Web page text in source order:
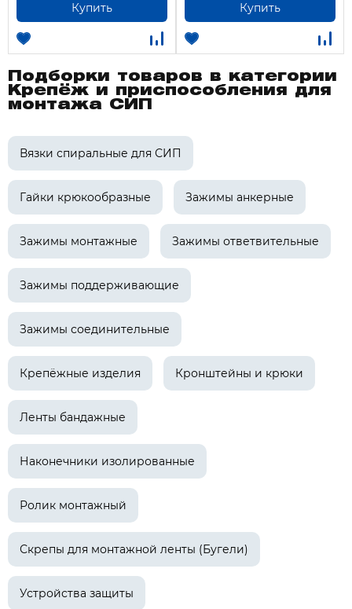
Купить Купить
Подборки товаров в категории
Крепёж и приспособления для
монтажа СИП
Вязки спиральные для СИП
Гайки крюкообразные Зажимы анкерные
Зажимы монтажные Зажимы ответвительные
Зажимы поддерживающие
Зажимы соединительные
Крепёжные изделия Кронштейны и крюки
Ленты бандажные
Наконечники изолированные
Ролик монтажный
Скрепы для монтажной ленты (Бугели)
Устройства защиты